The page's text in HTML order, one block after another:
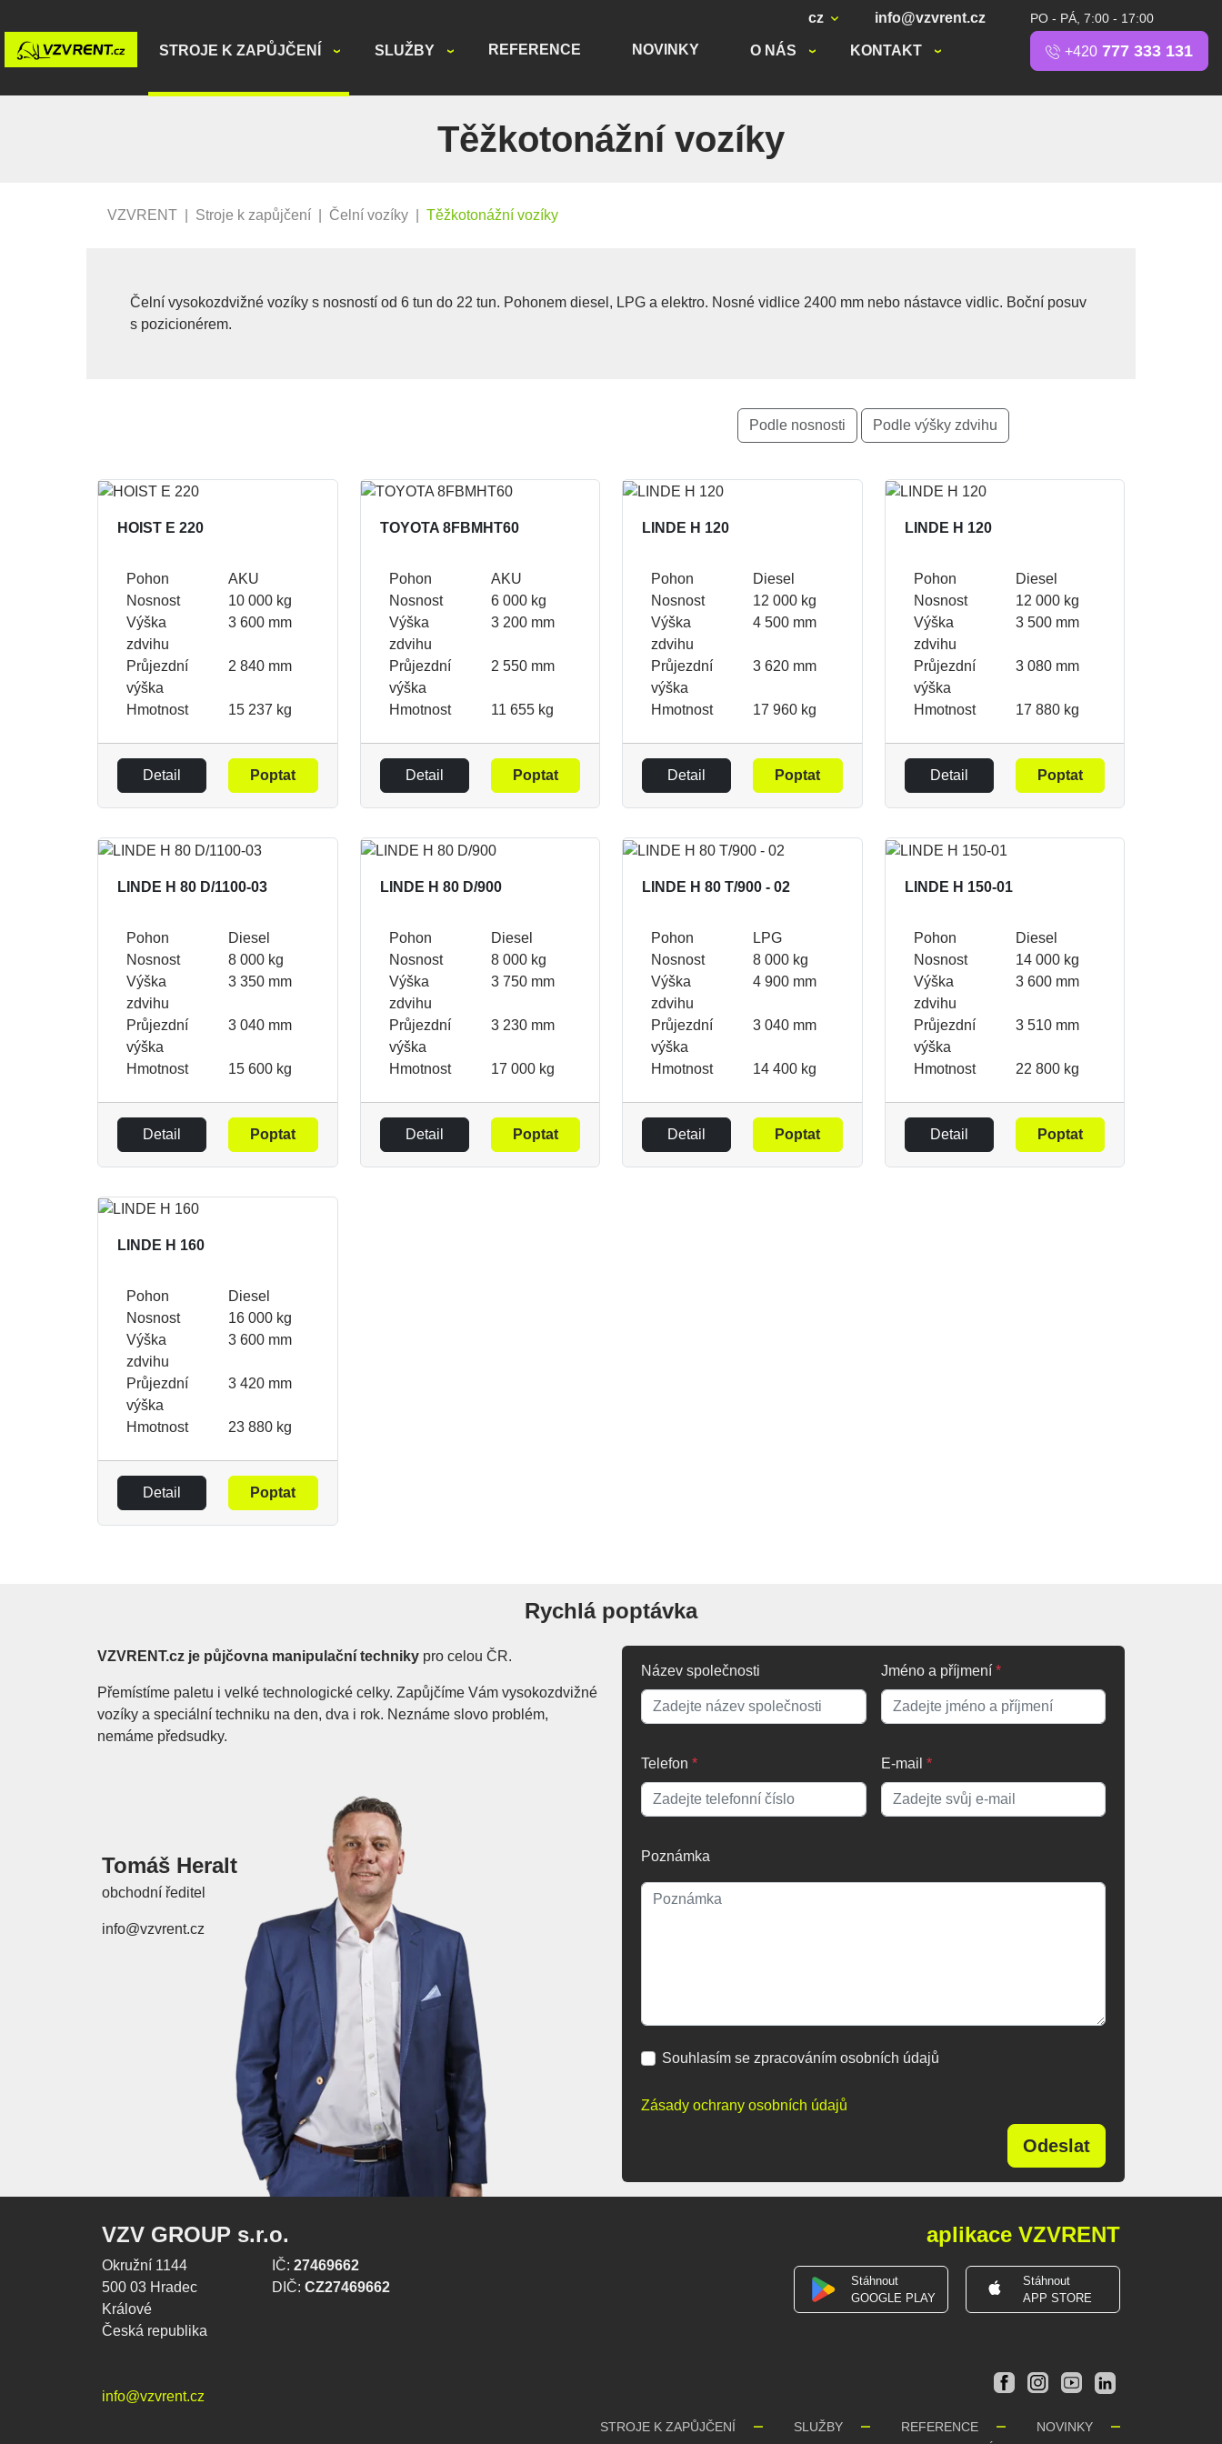
STROJE K ZAPŮJČENÍ SLUŽBY REFERENCE NOVINKY O NÁS KONTAKT
cz info@vzvrent.cz PO - PÁ, 7:00 - 17:00
+420 777 333 131
Těžkotonážní vozíky
VZVRENT Stroje k zapůjčení Čelní vozíky Těžkotonážní vozíky
Čelní vysokozdvižné vozíky s nosností od 6 tun do 22 tun. Pohonem diesel, LPG a elektro. Nosné vidlice 2400 mm nebo nástavce vidlic. Boční posuv
s pozicionérem.
Podle nosnosti Podle výšky zdvihu
HOIST E 220
Pohon
AKU
Nosnost
10 000 kg
Výška
zdvihu
3 600 mm
Průjezdní
výška
2 840 mm
Hmotnost 15 237 kg
Detail Poptat
TOYOTA 8FBMHT60
Pohon
AKU
Nosnost
6 000 kg
Výška
zdvihu
3 200 mm
Průjezdní
výška
2 550 mm
Hmotnost 11 655 kg
Detail Poptat
LINDE H 120
Pohon
Diesel
Nosnost
12 000 kg
Výška
zdvihu
4 500 mm
Průjezdní
výška
3 620 mm
Hmotnost 17 960 kg
Detail Poptat
LINDE H 120
Pohon
Diesel
Nosnost
12 000 kg
Výška
zdvihu
3 500 mm
Průjezdní
výška
3 080 mm
Hmotnost 17 880 kg
Detail Poptat
LINDE H 80 D/1100-03
Pohon
Diesel
Nosnost
8 000 kg
Výška
zdvihu
3 350 mm
Průjezdní
výška
3 040 mm
Hmotnost 15 600 kg
Detail Poptat
LINDE H 80 D/900
Pohon
Diesel
Nosnost
8 000 kg
Výška
zdvihu
3 750 mm
Průjezdní
výška
3 230 mm
Hmotnost 17 000 kg
Detail Poptat
LINDE H 80 T/900 - 02
Pohon
LPG
Nosnost
8 000 kg
Výška
zdvihu
4 900 mm
Průjezdní
výška
3 040 mm
Hmotnost 14 400 kg
Detail Poptat
LINDE H 150-01
Pohon
Diesel
Nosnost
14 000 kg
Výška
zdvihu
3 600 mm
Průjezdní
výška
3 510 mm
Hmotnost 22 800 kg
Detail Poptat
LINDE H 160
Pohon
Diesel
Nosnost
16 000 kg
Výška
zdvihu
3 600 mm
Průjezdní
výška
3 420 mm
Hmotnost 23 880 kg
Detail Poptat
Rychlá poptávka
VZVRENT.cz je půjčovna manipulační techniky pro celou ČR.
Přemístíme paletu i velké technologické celky. Zapůjčíme Vám vysokozdvižné
vozíky a speciální techniku na den, dva i rok. Neznáme slovo problém,
nemáme předsudky.
Tomáš Heralt
obchodní ředitel
info@vzvrent.cz
Název společnosti Jméno a příjmení *
Telefon * E-mail *
Poznámka
Souhlasím se zpracováním osobních údajů
Zásady ochrany osobních údajů
Odeslat
VZV GROUP s.r.o.
Okružní 1144
500 03 Hradec
Králové
Česká republika
IČ:27469662
DIČ:CZ27469662
info@vzvrent.cz
aplikace VZVRENT
Stáhnout
GOOGLE PLAY
Stáhnout
APP STORE
STROJE K ZAPŮJČENÍ SLUŽBY REFERENCE
NOVINKY